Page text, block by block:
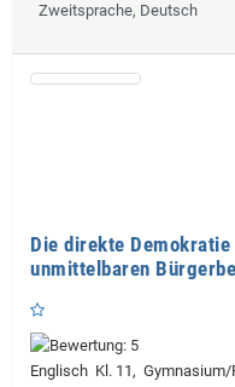
Zweitsprache, Deutsch
Die direkte
unmittelbaren
Englisch Kl. 11, Gymnasium/